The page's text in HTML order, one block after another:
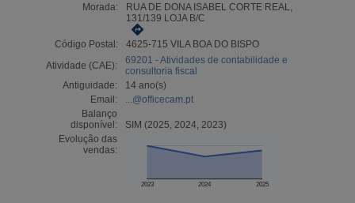
Morada:
RUA DE DONA ISABEL CORTE REAL,
131/139 LOJA B/C
Código Postal:
4625-715 VILA BOA DO BISPO
Atividade (CAE):
69201 - Atividades de contabilidade e
consultoria fiscal
Antiguidade:
14 ano(s)
Email:
...@officecam.pt
Balanço
disponível:
SIM (2025, 2024, 2023)
Evolução das
vendas:
2023 2024 2025